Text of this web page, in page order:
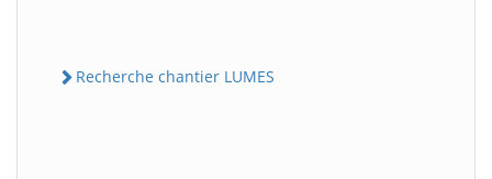
Recherche chantier LUMES